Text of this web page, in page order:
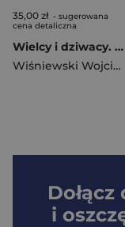
35,00 zł - sugerowana
cena detaliczna
Wielcy i dziwacy. Moje spotkania z pisarzami
Wiśniewski Wojciech
Dołącz
i